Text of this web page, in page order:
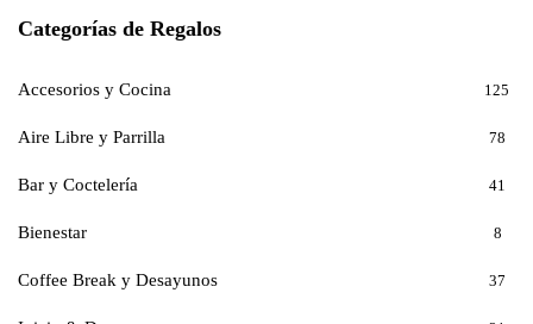
Categorías de Regalos
Accesorios y Cocina 125
Aire Libre y Parrilla 78
Bar y Coctelería 41
Bienestar 8
Coffee Break y Desayunos 37